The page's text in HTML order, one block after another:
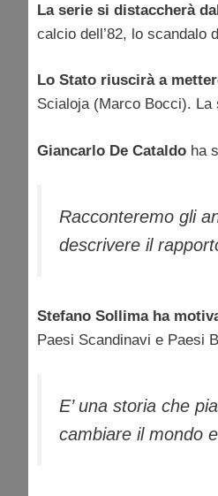
La serie si distaccherà
calcio dell’82, lo scandalo
Lo Stato riuscirà a
Scialoja (Marco Bocci). La
Giancarlo De Cataldo ha
Racconteremo gli
descrivere il
Stefano Sollima ha
Paesi Scandinavi e Paesi
E’ una storia che
cambiare il mondo